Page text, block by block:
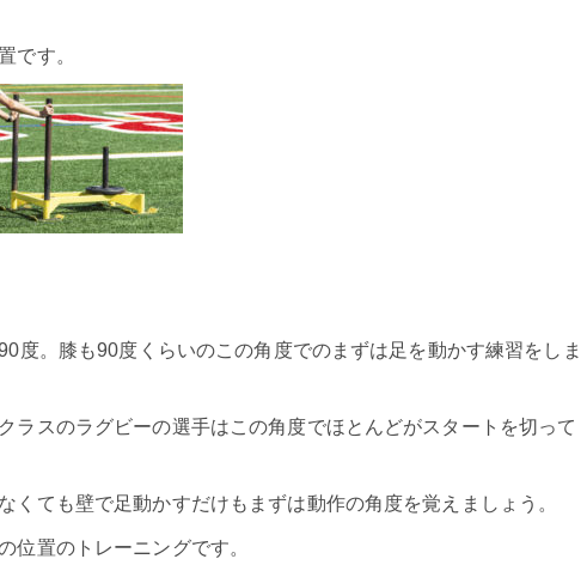
です。
度。膝も90度くらいのこの角度でのまずは足を動かす練習をしま
ラスのラグビーの選手はこの角度でほとんどがスタートを切って
くても壁で足動かすだけもまずは動作の角度を覚えましょう。
位置のトレーニングです。